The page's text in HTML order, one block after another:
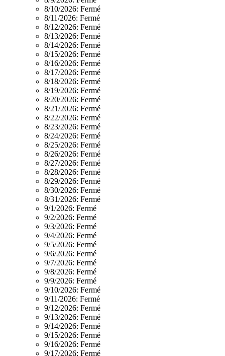
8/10/2026: Fermé
8/11/2026: Fermé
8/12/2026: Fermé
8/13/2026: Fermé
8/14/2026: Fermé
8/15/2026: Fermé
8/16/2026: Fermé
8/17/2026: Fermé
8/18/2026: Fermé
8/19/2026: Fermé
8/20/2026: Fermé
8/21/2026: Fermé
8/22/2026: Fermé
8/23/2026: Fermé
8/24/2026: Fermé
8/25/2026: Fermé
8/26/2026: Fermé
8/27/2026: Fermé
8/28/2026: Fermé
8/29/2026: Fermé
8/30/2026: Fermé
8/31/2026: Fermé
9/1/2026: Fermé
9/2/2026: Fermé
9/3/2026: Fermé
9/4/2026: Fermé
9/5/2026: Fermé
9/6/2026: Fermé
9/7/2026: Fermé
9/8/2026: Fermé
9/9/2026: Fermé
9/10/2026: Fermé
9/11/2026: Fermé
9/12/2026: Fermé
9/13/2026: Fermé
9/14/2026: Fermé
9/15/2026: Fermé
9/16/2026: Fermé
9/17/2026: Fermé